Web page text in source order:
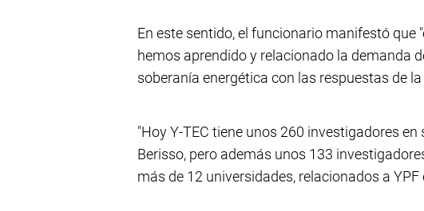
En este sentido, el funcionario manifestó que
hemos aprendido y relacionado la demanda
soberanía energética con las respuestas de la
"Hoy Y-TEC tiene unos 260 investigadores
Berisso, pero además unos 133
más de 12 universidades, relacionados a